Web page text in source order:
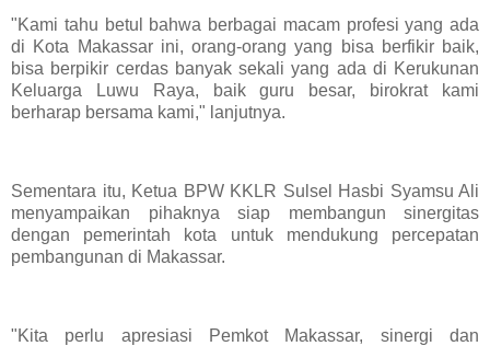
"Kami tahu betul bahwa berbagai macam profesi yang ada
di Kota Makassar ini, orang-orang yang bisa berfikir baik,
bisa berpikir cerdas banyak sekali yang ada di Kerukunan
Keluarga Luwu Raya, baik guru besar, birokrat kami
berharap bersama kami," lanjutnya.
Sementara itu, Ketua BPW KKLR Sulsel Hasbi Syamsu Ali
menyampaikan pihaknya siap membangun sinergitas
dengan pemerintah kota untuk mendukung percepatan
pembangunan di Makassar.
"Kita perlu apresiasi Pemkot Makassar, sinergi dan